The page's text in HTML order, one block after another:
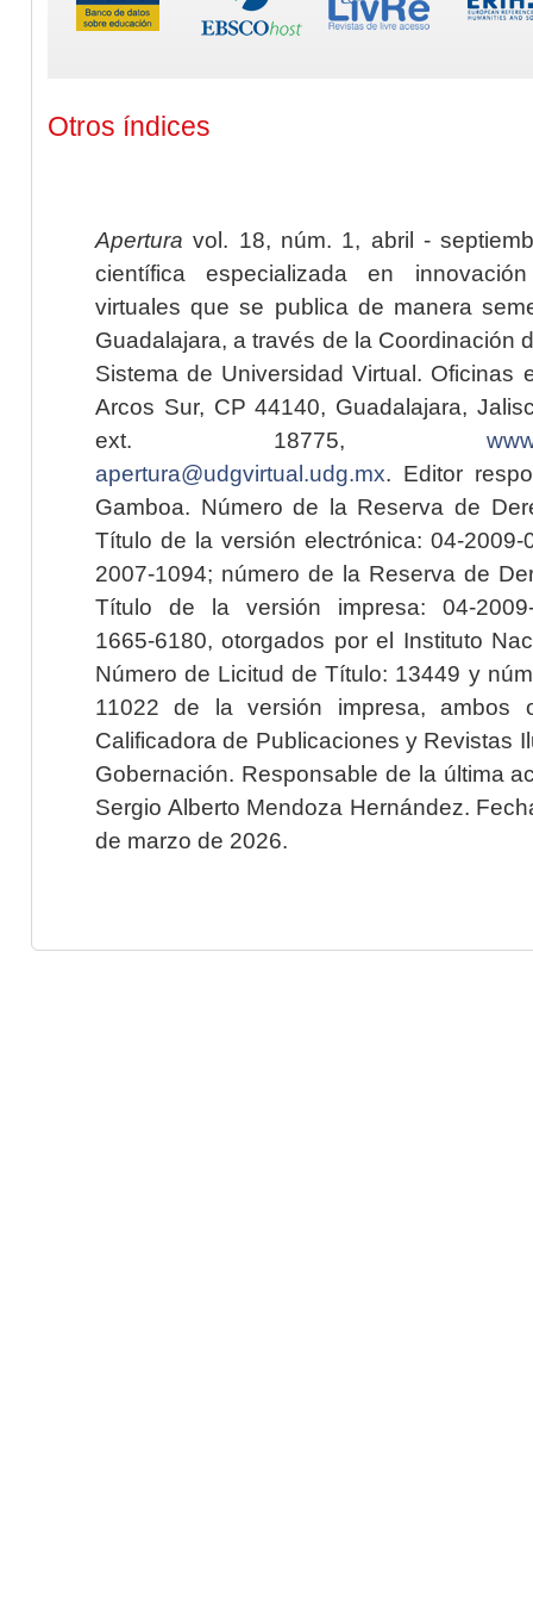
Otros índices
Apertura vol. 18, núm. 1, abril -
científica especializada en
virtuales que se publica de manera
Guadalajara, a través de la Coordinación
Sistema de Universidad Virtual. Oficinas
Arcos Sur, CP 44140, Guadalajara,
ext. 18775,
apertura@udgvirtual.udg.mx. Editor
Gamboa. Número de la Reserva de
Título de la versión electrónica: 04-2009-
2007-1094; número de la Reserva de
Título de la versión impresa: 04-2009-
1665-6180, otorgados por el Instituto
Número de Licitud de Título: 13449 y
11022 de la versión impresa, ambos
Calificadora de Publicaciones y Revistas
Gobernación. Responsable de la última
Sergio Alberto Mendoza Hernández.
de marzo de 2026.